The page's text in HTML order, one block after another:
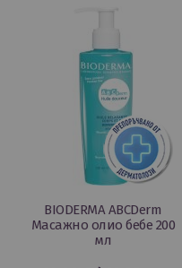
BIODERMA ABCDerm
Масажно олио бебе 200
мл